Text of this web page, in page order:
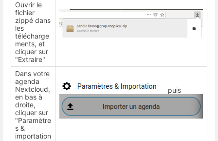
Ouvrir le
fichier
zippé dans
les
télécharge
ments, et
cliquer sur
"Extraire"
Dans votre
agenda
Nextcloud,
en bas à
droite,
cliquer sur
"Paramètre
s &
importation
puis